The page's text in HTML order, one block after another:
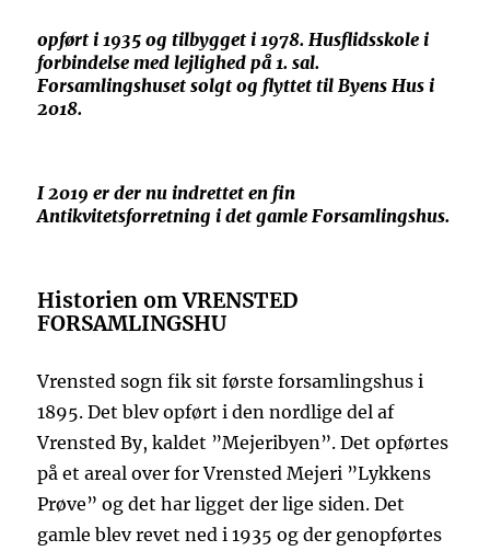
opført i 1935 og tilbygget i 1978. Husflidsskole i
forbindelse med lejlighed på 1. sal.
Forsamlingshuset solgt og flyttet til Byens Hus i
2018.
I 2019 er der nu indrettet en fin
Antikvitetsforretning i det gamle Forsamlingshus.
Historien om VRENSTED
FORSAMLINGSHU
Vrensted sogn fik sit første forsamlingshus i
1895. Det blev opført i den nordlige del af
Vrensted By, kaldet ”Mejeribyen”. Det opførtes
på et areal over for Vrensted Mejeri ”Lykkens
Prøve” og det har ligget der lige siden. Det
gamle blev revet ned i 1935 og der genopførtes